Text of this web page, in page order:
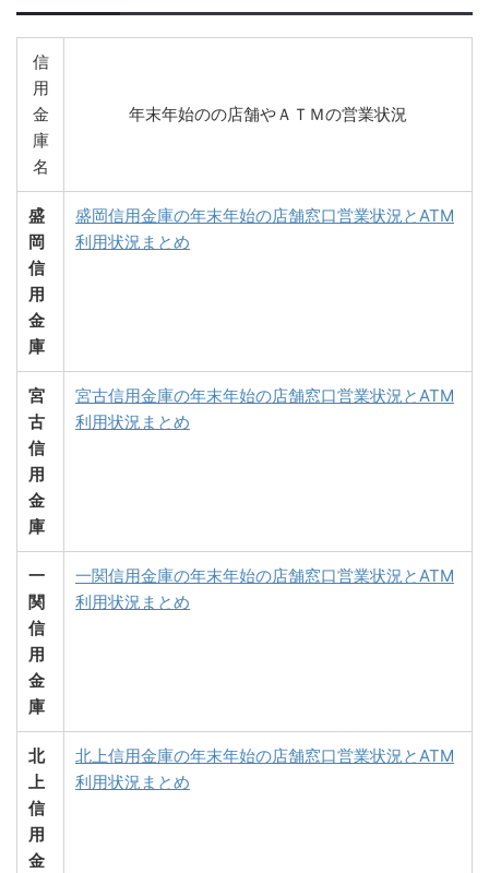
信
用
金
庫
名
年末年始のの店舗やＡＴＭの営業状況
盛
岡
信
用
金
庫
盛岡信用金庫の年末年始の店舗窓口営業状況とATM
利用状況まとめ
宮
古
信
用
金
庫
宮古信用金庫の年末年始の店舗窓口営業状況とATM
利用状況まとめ
一
関
信
用
金
庫
一関信用金庫の年末年始の店舗窓口営業状況とATM
利用状況まとめ
北
上
信
用
金
北上信用金庫の年末年始の店舗窓口営業状況とATM
利用状況まとめ